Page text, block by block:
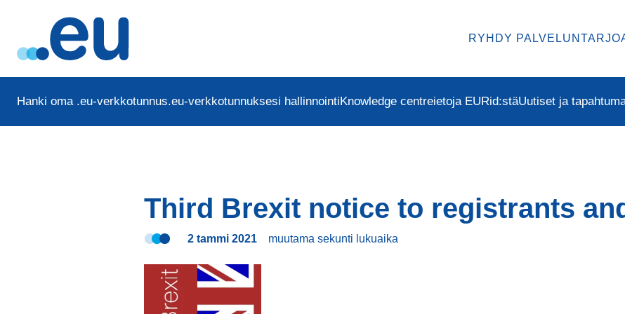
RYHDY
Hanki oma .eu-verkkotunnus.eu-verkkotunnuksesi hallinnointiKnowledge centreietoja EURid:stäUutiset ja
Third Brexit notice to registrants
2 tammi 2021 muutama sekunti lukuaika